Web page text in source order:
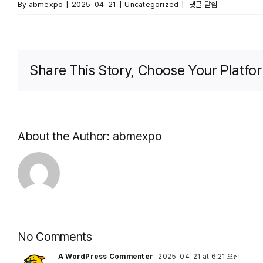
By abmexpo 2025-04-21 Uncategorized
Hello
댓글 닫힘
Share This Story, Choose Your
About the Author: abmexpo
No Comments
A WordPress Commenter 2025-04-21 at 6:21 오전